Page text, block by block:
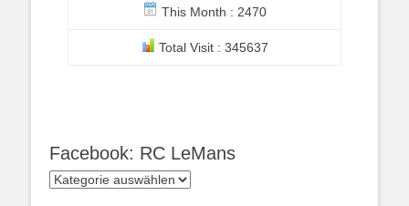
This Month : 2470
Total Visit : 345637
Facebook: RC LeMans
Facebook: